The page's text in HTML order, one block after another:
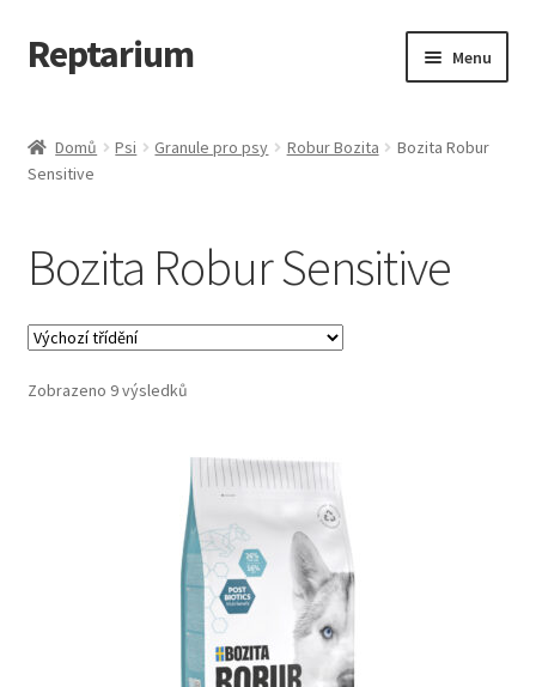
Přeskočit
na
Přejít
k
webu
Reptarium Menu
Košík
Concept for Life pro kočky — Krmivo pro každou životní
Feringa pro kočky — Lisované za studena a přírodní
Domů Psi Granule pro psy Robur Bozita
Bozita Robur
Sensitive
Bozita Robur Sensitive
Zobrazeno 9 výsledků